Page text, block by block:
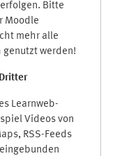
Bitte
Moodle
mehr alle
genutzt werden!
Learnweb-
Videos von
RSS-Feeds